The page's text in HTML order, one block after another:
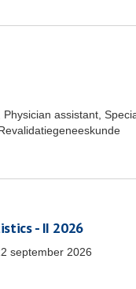
assistant,
- II 2026
september 2026